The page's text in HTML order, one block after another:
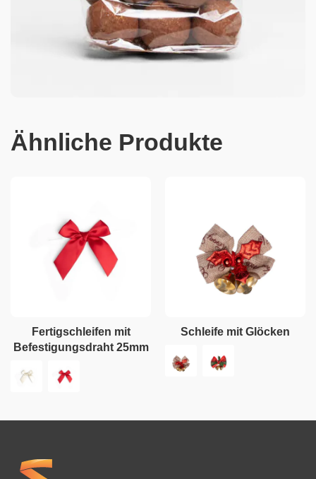
Ähnliche Produkte
Fertigschleifen mit
Befestigungsdraht 25mm
Schleife mit Glöcken